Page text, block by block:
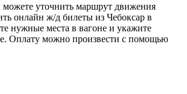
можете уточнить маршрут движения
онлайн ж/д билеты из Чебоксар в
нужные места в вагоне и укажите
Оплату можно произвести с помощью